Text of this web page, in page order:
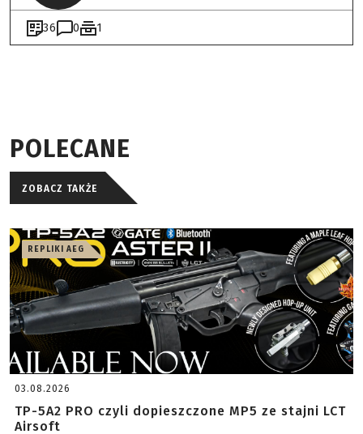
36 0 1
POLECANE
ZOBACZ TAKŻE
REPLIKI AEG
03.08.2026
TP-5A2 PRO czyli dopieszczone MP5 ze stajni LCT
Airsoft